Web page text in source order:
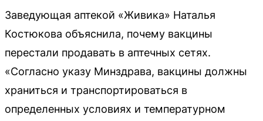
Заведующая аптекой «Живика» Наталья
Костюкова объяснила, почему вакцины
перестали продавать в аптечных сетях.
«Согласно указу Минздрава, вакцины должны
храниться и транспортироваться в
определенных условиях и температурном